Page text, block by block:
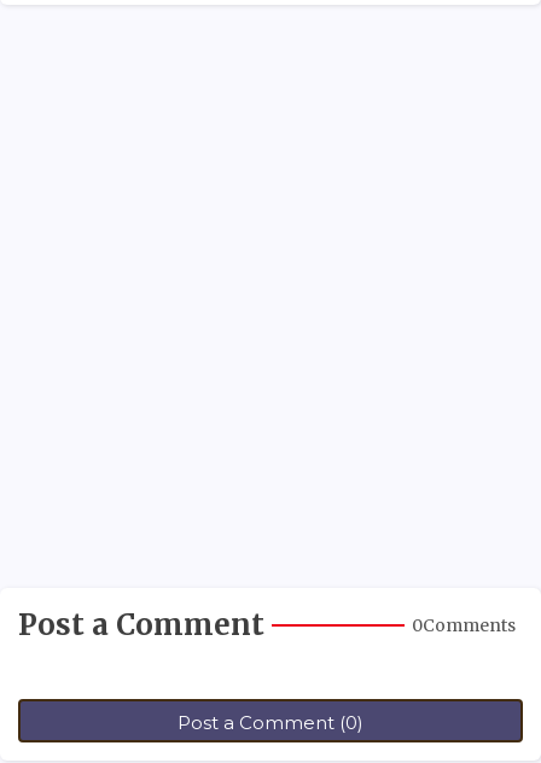
Post a Comment 0Comments
Post a Comment (0)